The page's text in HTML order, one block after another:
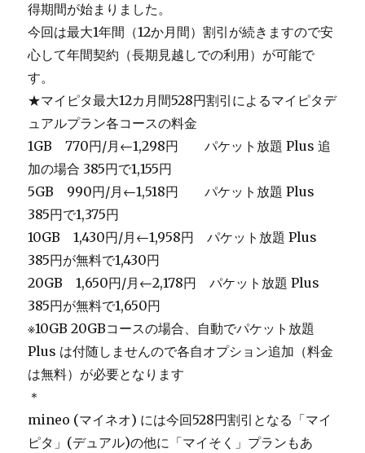
得期間が始まりました。
今回は最大1年間（12か月間）割引が続きますので安
心して年間契約（長期見越しでの利用）が可能で
す。
★マイピタ最大12カ月間528円割引によるマイピタデ
ュアルプラン各コースの料金
1GB 770円/月←1,298円 パケット放題 Plus 追
加の場合 385円で1,155円
5GB 990円/月←1,518円 パケット放題 Plus
385円で1,375円
10GB 1,430円/月←1,958円 パケット放題 Plus
385円が無料で1,430円
20GB 1,650円/月←2,178円 パケット放題 Plus
385円が無料で1,650円
※10GB 20GBコースの場合、自動でパケット放題
Plus は付随しませんので各自オプション追加（料金
は無料）が必要となります
＊
mineo (マイネオ) には今回528円割引となる「マイ
ピタ」(デュアル)の他に「マイそく」プランもあ